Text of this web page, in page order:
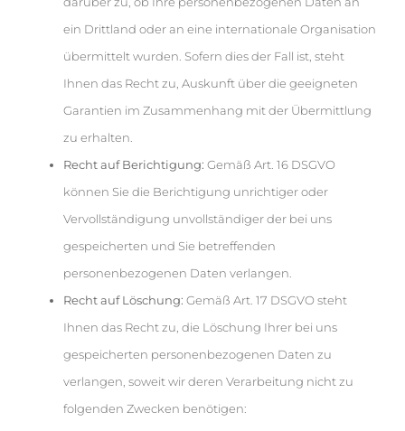
ein Drittland oder an eine internationale Organisation
übermittelt wurden. Sofern dies der Fall ist, steht
Ihnen das Recht zu, Auskunft über die geeigneten
Garantien im Zusammenhang mit der Übermittlung
zu erhalten.
Recht auf Berichtigung: Gemäß Art. 16 DSGVO
können Sie die Berichtigung unrichtiger oder
Vervollständigung unvollständiger der bei uns
gespeicherten und Sie betreffenden
personenbezogenen Daten verlangen.
Recht auf Löschung: Gemäß Art. 17 DSGVO steht
Ihnen das Recht zu, die Löschung Ihrer bei uns
gespeicherten personenbezogenen Daten zu
verlangen, soweit wir deren Verarbeitung nicht zu
folgenden Zwecken benötigen: